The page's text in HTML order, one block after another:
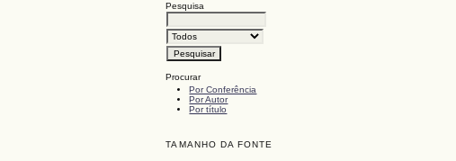
Pesquisa
Procurar
Por Conferência
Por Autor
Por título
TAMANHO DA FONTE